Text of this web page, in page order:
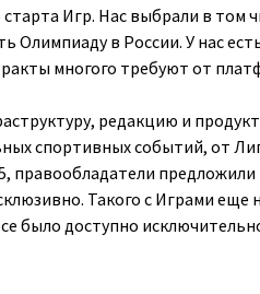
Игр. Нас выбрали в том
Олимпиаду в России. У нас
многого требуют от
редакцию и
спортивных событий, от
правообладатели предложили
Такого с Играми еще
было доступно